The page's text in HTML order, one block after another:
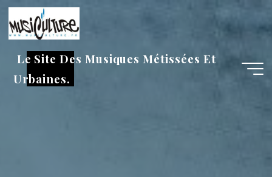
Aller
au
contenu
Le Site Des Musiques Métissées Et
Urbaines.